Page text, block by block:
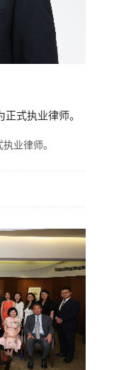
式执业律师。
业律师。